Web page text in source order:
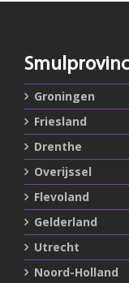
Groningen
Friesland
Drenthe
Overijssel
Flevoland
Gelderland
Utrecht
Noord-Holland